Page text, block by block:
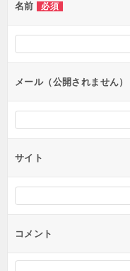
ー
シ
ン
名前 必須
メール（公開されません）
サイト
コメント